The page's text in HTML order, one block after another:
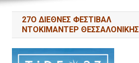
27Ο ΔΙΕΘΝΕΣ ΦΕΣΤΙΒΑΛ
ΝΤΟΚΙΜΑΝΤΕΡ ΘΕΣΣΑΛΟΝΙΚΗΣ